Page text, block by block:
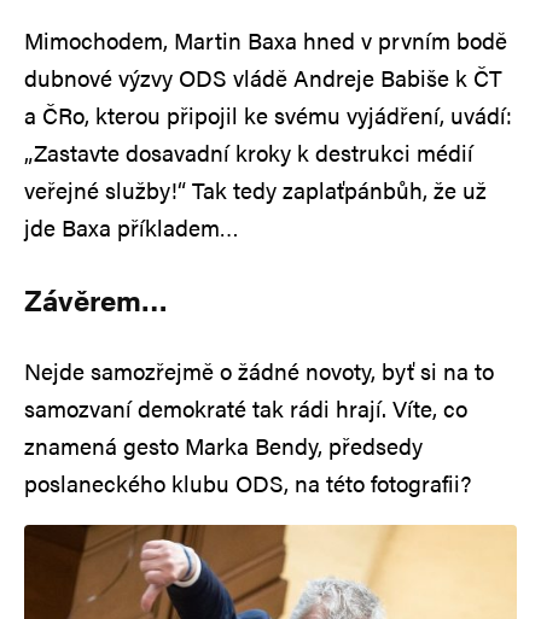
Mimochodem, Martin Baxa hned v prvním bodě
dubnové výzvy ODS vládě Andreje Babiše k ČT
a ČRo, kterou připojil ke svému vyjádření, uvádí:
„Zastavte dosavadní kroky k destrukci médií
veřejné služby!“ Tak tedy zaplaťpánbůh, že už
jde Baxa příkladem…
Závěrem…
Nejde samozřejmě o žádné novoty, byť si na to
samozvaní demokraté tak rádi hrají. Víte, co
znamená gesto Marka Bendy, předsedy
poslaneckého klubu ODS, na této fotografii?